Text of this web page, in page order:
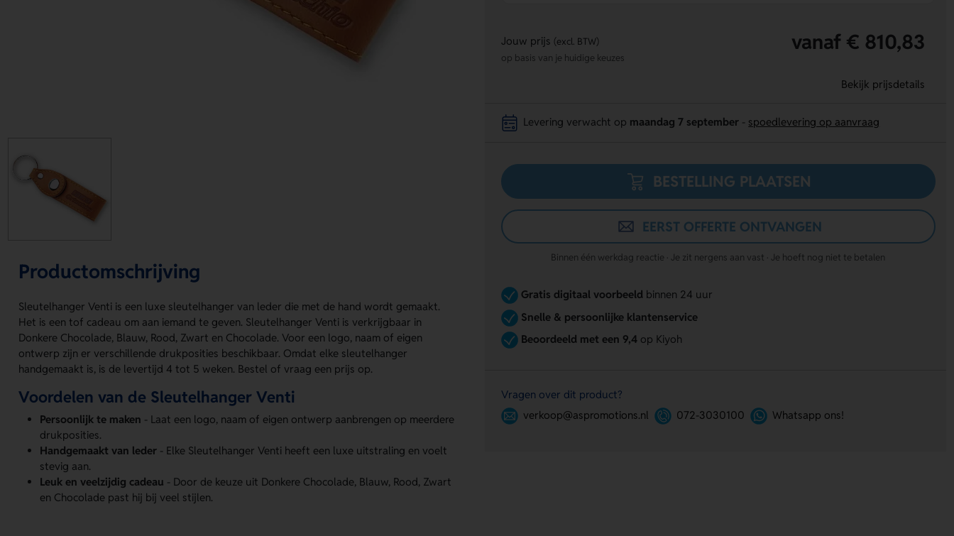
Productomschrijving
Sleutelhanger Venti is een luxe sleutelhanger van leder die met de hand wordt gemaakt.
Het is een tof cadeau om aan iemand te geven. Sleutelhanger Venti is verkrijgbaar in
Donkere Chocolade, Blauw, Rood, Zwart en Chocolade. Voor een logo, naam of eigen
ontwerp zijn er verschillende drukposities beschikbaar. Omdat elke sleutelhanger
handgemaakt is, is de levertijd 4 tot 5 weken. Bestel of vraag een prijs op.
Voordelen van de Sleutelhanger Venti
Persoonlijk te maken - Laat een logo, naam of eigen ontwerp aanbrengen op meerdere
drukposities.
Handgemaakt van leder - Elke Sleutelhanger Venti heeft een luxe uitstraling en voelt
stevig aan.
Leuk en veelzijdig cadeau - Door de keuze uit Donkere Chocolade, Blauw, Rood, Zwart
en Chocolade past hij bij veel stijlen.
Jouw prijs (excl. BTW) vanaf € 810,83
op basis van je huidige keuzes
Bekijk prijsdetails
Levering verwacht op maandag 7 september spoedlevering op aanvraag
BESTELLING PLAATSEN
EERST OFFERTE ONTVANGEN
Binnen één werkdag reactie · Je zit nergens aan vast · Je hoeft nog niet te betalen
Gratis digitaal voorbeeldbinnen 24 uur
Snelle & persoonlijke klantenservice
Beoordeeld met een 9,4op Kiyoh
Vragen over dit product?
verkoop@aspromotions.nl
072-3030100 Whatsapp ons!